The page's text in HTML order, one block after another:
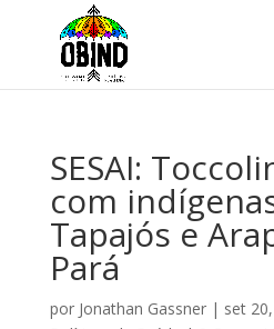
SESAI:
com
Tapajós e
Pará
por Jonathan Gassner| set